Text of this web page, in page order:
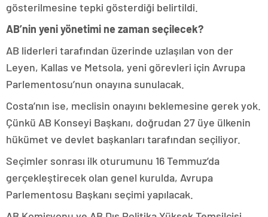
gösterilmesine tepki gösterdiği belirtildi.
AB’nin yeni yönetimi ne zaman seçilecek?
AB liderleri tarafından üzerinde uzlaşılan von der
Leyen, Kallas ve Metsola, yeni görevleri için Avrupa
Parlementosu’nun onayına sunulacak.
Costa’nın ise, meclisin onayını beklemesine gerek yok.
Çünkü AB Konseyi Başkanı, doğrudan 27 üye ülkenin
hükümet ve devlet başkanları tarafından seçiliyor.
Seçimler sonrası ilk oturumunu 16 Temmuz’da
gerçekleştirecek olan genel kurulda, Avrupa
Parlementosu Başkanı seçimi yapılacak.